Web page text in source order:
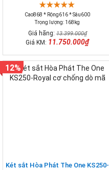
Cao868 * Rộng616 * Sâu600
Trọng lượng: 168kg
Giá hãng:13.399.000₫
Giá KM: 11.750.000₫
Két sắt Hòa Phát The One KS250-
12%